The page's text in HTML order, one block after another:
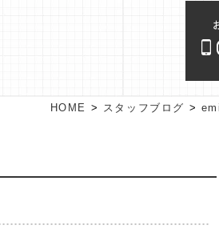
HOME > スタッフブログ >